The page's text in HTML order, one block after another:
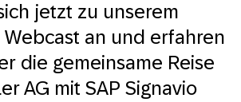
jetzt zu unserem
an und erfahren
die gemeinsame Reise
AG mit SAP Signavio